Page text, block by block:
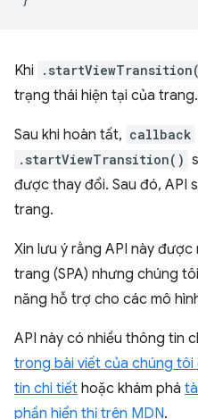
Khi
trạng thái hiện tại của trang.
Sau khi hoàn tất, callback
.startViewTransition()
được thay đổi. Sau đó, API
trang.
Xin lưu ý rằng API này
trang (SPA) nhưng chúng
năng hỗ trợ cho các mô
API này có nhiều thông tin
trong bài viết của chúng
tin chi tiết hoặc khám phá
phần hiển thị trên MDN.